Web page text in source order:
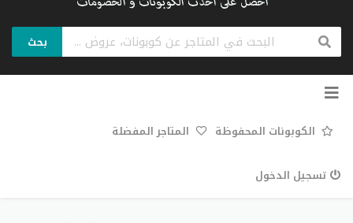
بحث
تخطي
الكوبونات المحفوظة المتاجر المفضلة
تسجيل الدخول